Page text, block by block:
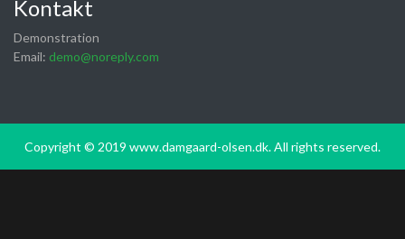
Kontakt
Demonstration
Email: demo@noreply.com
Copyright © 2019 www.damgaard-olsen.dk. All rights reserved.